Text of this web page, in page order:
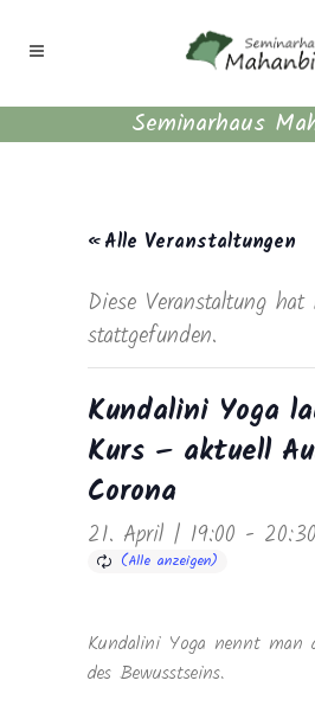
Seminarhaus
« Alle Veranstaltungen
Diese Veranstaltung hat
stattgefunden.
Kundalini Yoga
Kurs – aktuell
Corona
21. April | 19:00 - 20:30
Kundalini Yoga nennt man
des Bewusstseins.